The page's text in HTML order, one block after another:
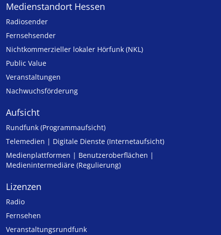
Medienstandort Hessen
Radiosender
Fernsehsender
Nicht­kommer­zieller lo­ka­ler Hör­funk (NKL)
Public Value
Veranstaltungen
Nachwuchsförderung
Aufsicht
Rundfunk (Programmaufsicht)
Telemedien | Digitale Dienste (Internetaufsicht)
Medienplattformen | Benutzeroberflächen |
Medienintermediäre (Regulierung)
Lizenzen
Radio
Fernsehen
Veranstaltungsrundfunk